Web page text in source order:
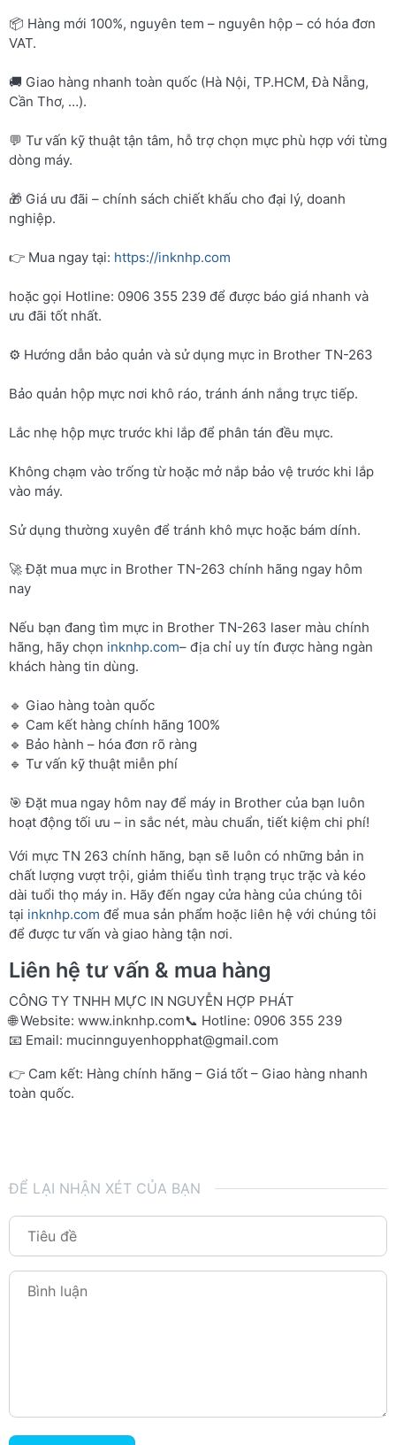
📦 Hàng mới 100%, nguyên tem – nguyên hộp – có hóa đơn
VAT.
🚚 Giao hàng nhanh toàn quốc (Hà Nội, TP.HCM, Đà Nẵng,
Cần Thơ, …).
💬 Tư vấn kỹ thuật tận tâm, hỗ trợ chọn mực phù hợp với từng
dòng máy.
🎁 Giá ưu đãi – chính sách chiết khấu cho đại lý, doanh
nghiệp.
👉 Mua ngay tại: https://inknhp.com
hoặc gọi Hotline: 0906 355 239 để được báo giá nhanh và
ưu đãi tốt nhất.
⚙️ Hướng dẫn bảo quản và sử dụng mực in Brother TN-263
Bảo quản hộp mực nơi khô ráo, tránh ánh nắng trực tiếp.
Lắc nhẹ hộp mực trước khi lắp để phân tán đều mực.
Không chạm vào trống từ hoặc mở nắp bảo vệ trước khi lắp
vào máy.
Sử dụng thường xuyên để tránh khô mực hoặc bám dính.
🚀 Đặt mua mực in Brother TN-263 chính hãng ngay hôm
nay
Nếu bạn đang tìm mực in Brother TN-263 laser màu chính
hãng, hãy chọn inknhp.com– địa chỉ uy tín được hàng ngàn
khách hàng tin dùng.
🔹 Giao hàng toàn quốc
🔹 Cam kết hàng chính hãng 100%
🔹 Bảo hành – hóa đơn rõ ràng
🔹 Tư vấn kỹ thuật miễn phí
🎯 Đặt mua ngay hôm nay để máy in Brother của bạn luôn
hoạt động tối ưu – in sắc nét, màu chuẩn, tiết kiệm chi phí!
Với mực TN 263 chính hãng, bạn sẽ luôn có những bản in
chất lượng vượt trội, giảm thiểu tình trạng trục trặc và kéo
dài tuổi thọ máy in. Hãy đến ngay cửa hàng của chúng tôi
tại inknhp.com để mua sản phẩm hoặc liên hệ với chúng tôi
để được tư vấn và giao hàng tận nơi.
Liên hệ tư vấn & mua hàng
CÔNG TY TNHH MỰC IN NGUYỄN HỢP PHÁT
🌐 Website: www.inknhp.com📞 Hotline: 0906 355 239
📧 Email: mucinnguyenhopphat@gmail.com
👉 Cam kết: Hàng chính hãng – Giá tốt – Giao hàng nhanh
toàn quốc.
ĐỂ LẠI NHẬN XÉT CỦA BẠN